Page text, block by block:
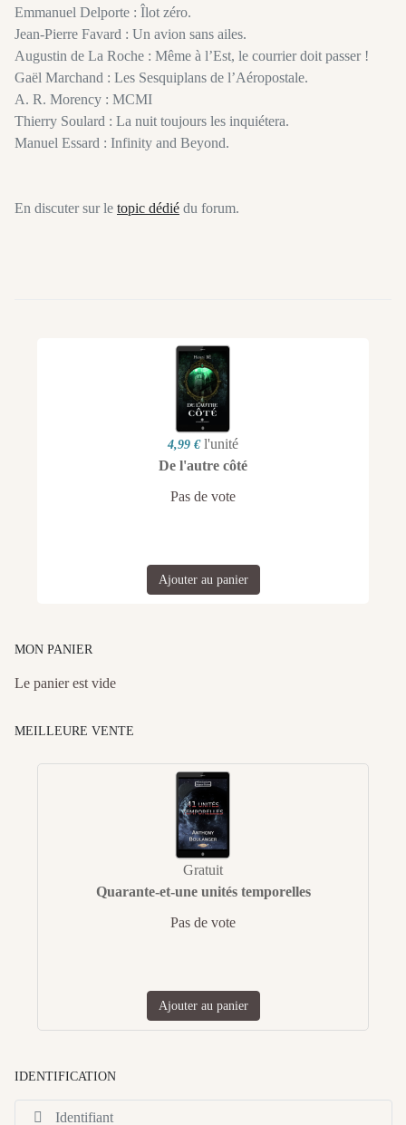
Emmanuel Delporte : Îlot zéro.
Jean-Pierre Favard : Un avion sans ailes.
Augustin de La Roche : Même à l’Est, le courrier doit passer !
Gaël Marchand : Les Sesquiplans de l’Aéropostale.
A. R. Morency : MCMI
Thierry Soulard : La nuit toujours les inquiétera.
Manuel Essard : Infinity and Beyond.
En discuter sur le topic dédié du forum.
4,99 € l'unité
De l'autre côté
Pas de vote
Ajouter au panier
MON PANIER
Le panier est vide
MEILLEURE VENTE
Gratuit
Quarante-et-une unités temporelles
Pas de vote
Ajouter au panier
IDENTIFICATION